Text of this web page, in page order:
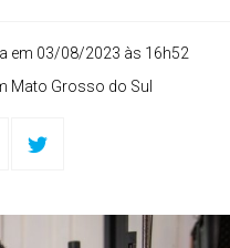
em 03/08/2023 às 16h52
Mato Grosso do Sul